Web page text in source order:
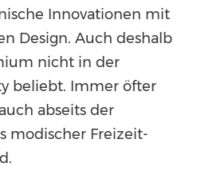
Innovationen mit
Design. Auch deshalb
nicht in der
beliebt. Immer öfter
abseits der
modischer Freizeit-